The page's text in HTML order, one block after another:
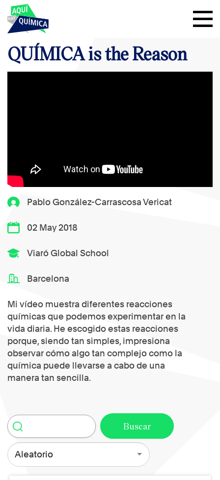
Pablo González-Carrascosa Vericat
02 May 2018
Viaró Global School
Barcelona
Mi vídeo muestra diferentes reacciones
químicas que podemos experimentar en la
vida diaria. He escogido estas reacciones
porque, siendo tan simples, impresiona
observar cómo algo tan complejo como la
química puede llevarse a cabo de una
manera tan sencilla.
QUÍMICA is the Reason
Aleatorio